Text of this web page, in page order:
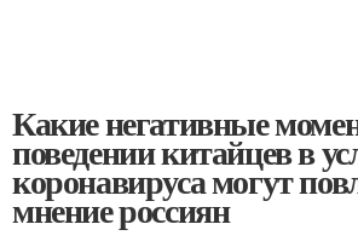
Какие негативные
поведении китайцев в
коронавируса могут
мнение россиян